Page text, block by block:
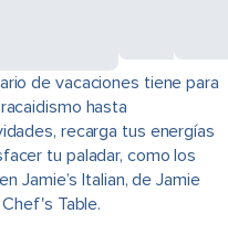
de vacaciones tiene para
hasta
recarga tus energías
tu paladar, como los
Jamie’s Italian, de Jamie
Table.